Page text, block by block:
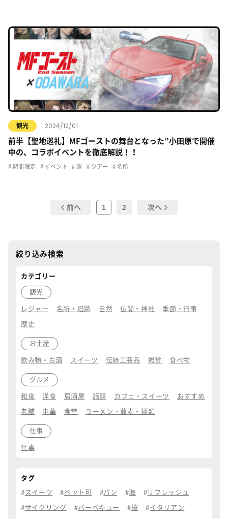
観光 2024/12/01
前半【聖地巡礼】MFゴーストの舞台となった”小田原で開催
中の、コラボイベントを徹底解説！！
期間限定 イベント 駅 ツアー 名所
前へ 1 2 次へ
絞り込み検索
カテゴリー
観光
レジャー 名所・旧跡 自然 仏閣・神社 季節・行事
歴史
お土産
飲み物・お酒 スイーツ 伝統工芸品 雑貨 食べ物
グルメ
和食 洋食 居酒屋 話題 カフェ・スイーツ おすすめ
老舗 中華 食堂 ラーメン・蕎麦・麺類
仕事
仕事
タグ
スイーツ ペット可 パン 海 リフレッシュ
サイクリング バーベキュー 桜 イタリアン